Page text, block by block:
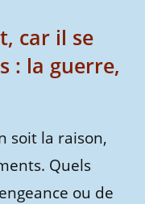
car il se
: la guerre,
soit la raison,
Quels
ou de